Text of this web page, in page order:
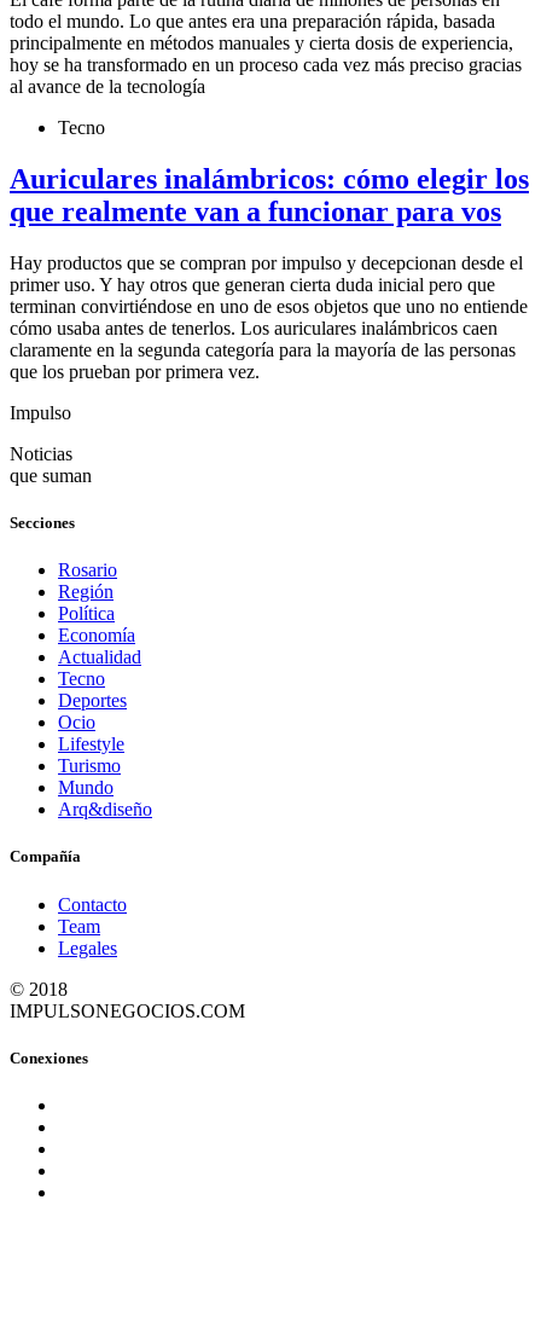
todo el mundo. Lo que antes era una preparación rápida, basada
principalmente en métodos manuales y cierta dosis de experiencia,
hoy se ha transformado en un proceso cada vez más preciso gracias
al avance de la tecnología
Tecno
Auriculares inalámbricos: cómo elegir los
que realmente van a funcionar para vos
Hay productos que se compran por impulso y decepcionan desde el
primer uso. Y hay otros que generan cierta duda inicial pero que
terminan convirtiéndose en uno de esos objetos que uno no entiende
cómo usaba antes de tenerlos. Los auriculares inalámbricos caen
claramente en la segunda categoría para la mayoría de las personas
que los prueban por primera vez.
Impulso
Noticias
que suman
Secciones
Rosario
Región
Política
Economía
Actualidad
Tecno
Deportes
Ocio
Lifestyle
Turismo
Mundo
Arq&diseño
Compañía
Contacto
Team
Legales
© 2018
IMPULSONEGOCIOS.COM
Conexiones